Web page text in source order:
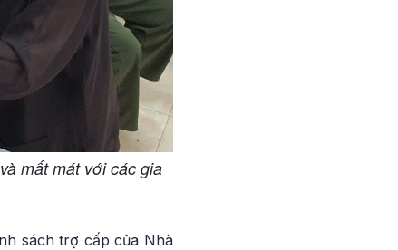
mất mát với các gia
sách trợ cấp của Nhà